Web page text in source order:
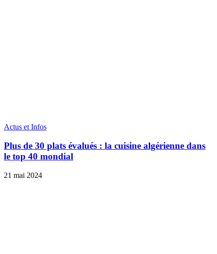
Actus et Infos
Plus de 30 plats évalués : la cuisine algérienne dans
le top 40 mondial
21 mai 2024